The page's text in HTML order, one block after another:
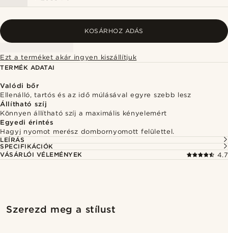
KOSÁRHOZ ADÁS
Ezt a terméket akár ingyen kiszállítjuk
TERMÉK ADATAI
Valódi bőr
Ellenálló, tartós és az idő múlásával egyre szebb lesz
Állítható szíj
Könnyen állítható szíj a maximális kényelemért
Egyedi érintés
Hagyj nyomot merész dombornyomott felülettel.
LEÍRÁS
SPECIFIKÁCIÓK
VÁSÁRLÓI VÉLEMÉNYEK
4.7
Szerezd meg a stílust